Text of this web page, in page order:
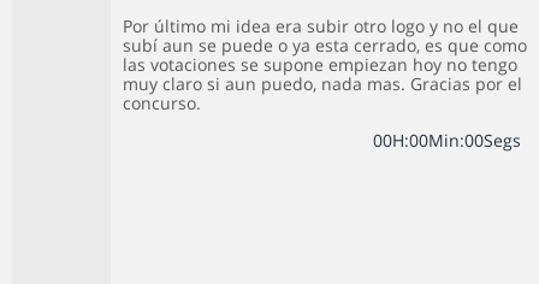
Por último mi idea era subir otro logo y no el que
subí aun se puede o ya esta cerrado, es que como
las votaciones se supone empiezan hoy no tengo
muy claro si aun puedo, nada mas. Gracias por el
concurso.
00H:00Min:00Segs